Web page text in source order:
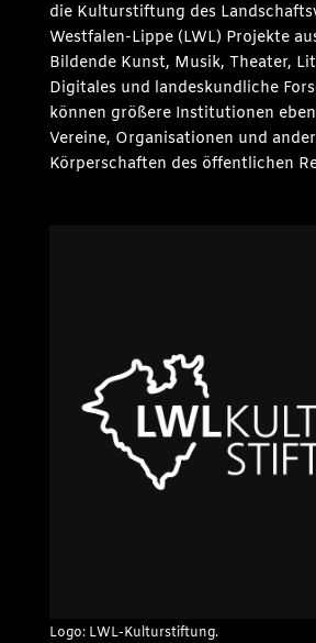
die Kulturstiftung des
Westfalen-Lippe (LWL) Projekte
Bildende Kunst, Musik, Theater,
Digitales und landeskundliche
können größere Institutionen
Vereine, Organisationen und
Körperschaften des öffentlichen
Logo: LWL-Kulturstiftung.